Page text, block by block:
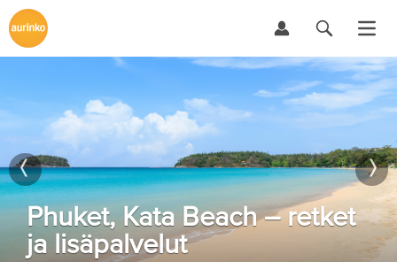
Phuket, Kata Beach – retket
ja lisäpalvelut